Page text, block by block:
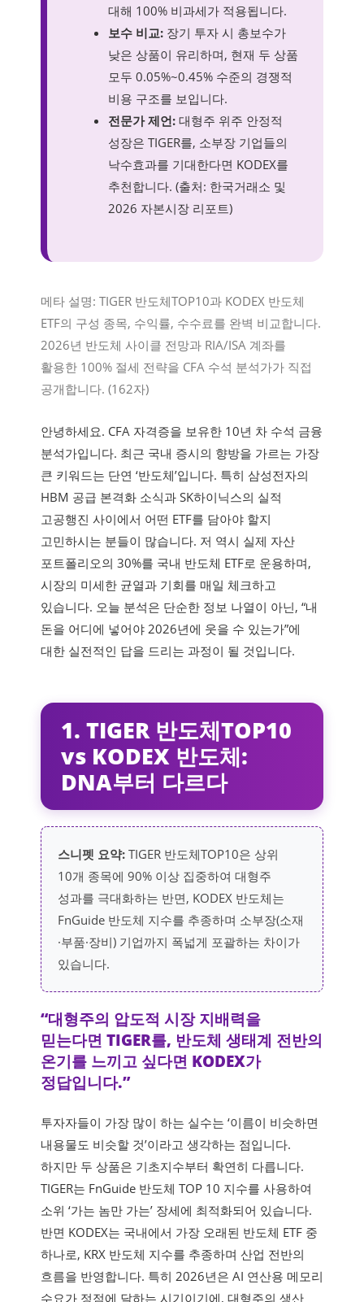
대해 100% 비과세가 적용됩니다.
보수 비교: 장기 투자 시 총보수가
낮은 상품이 유리하며, 현재 두 상품
모두 0.05%~0.45% 수준의 경쟁적
비용 구조를 보입니다.
전문가 제언: 대형주 위주 안정적
성장은 TIGER를, 소부장 기업들의
낙수효과를 기대한다면 KODEX를
추천합니다. (출처: 한국거래소 및
2026 자본시장 리포트)
메타 설명: TIGER 반도체TOP10과 KODEX 반도체
ETF의 구성 종목, 수익률, 수수료를 완벽 비교합니다.
2026년 반도체 사이클 전망과 RIA/ISA 계좌를
활용한 100% 절세 전략을 CFA 수석 분석가가 직접
공개합니다. (162자)
안녕하세요. CFA 자격증을 보유한 10년 차 수석 금융
분석가입니다. 최근 국내 증시의 향방을 가르는 가장
큰 키워드는 단연 ‘반도체’입니다. 특히 삼성전자의
HBM 공급 본격화 소식과 SK하이닉스의 실적
고공행진 사이에서 어떤 ETF를 담아야 할지
고민하시는 분들이 많습니다. 저 역시 실제 자산
포트폴리오의 30%를 국내 반도체 ETF로 운용하며,
시장의 미세한 균열과 기회를 매일 체크하고
있습니다. 오늘 분석은 단순한 정보 나열이 아닌, “내
돈을 어디에 넣어야 2026년에 웃을 수 있는가”에
대한 실전적인 답을 드리는 과정이 될 것입니다.
1. TIGER 반도체TOP10
vs KODEX 반도체:
DNA부터 다르다
스니펫 요약: TIGER 반도체TOP10은 상위
10개 종목에 90% 이상 집중하여 대형주
성과를 극대화하는 반면, KODEX 반도체는
FnGuide 반도체 지수를 추종하며 소부장(소재
·부품·장비) 기업까지 폭넓게 포괄하는 차이가
있습니다.
“대형주의 압도적 시장 지배력을
믿는다면 TIGER를, 반도체 생태계 전반의
온기를 느끼고 싶다면 KODEX가
정답입니다.”
투자자들이 가장 많이 하는 실수는 ‘이름이 비슷하면
내용물도 비슷할 것’이라고 생각하는 점입니다.
하지만 두 상품은 기초지수부터 확연히 다릅니다.
TIGER는 FnGuide 반도체 TOP 10 지수를 사용하여
소위 ‘가는 놈만 가는’ 장세에 최적화되어 있습니다.
반면 KODEX는 국내에서 가장 오래된 반도체 ETF 중
하나로, KRX 반도체 지수를 추종하며 산업 전반의
흐름을 반영합니다. 특히 2026년은 AI 연산용 메모리
수요가 정점에 달하는 시기이기에, 대형주의 생산